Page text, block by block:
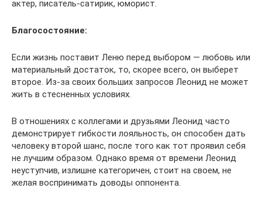
актер, писатель-сатирик, юморист.
Благосостояние:
Если жизнь поставит Леню перед выбором — любовь или
материальный достаток, то, скорее всего, он выберет
второе. Из-за своих больших запросов Леонид не может
жить в стесненных условиях.
В отношениях с коллегами и друзьями Леонид часто
демонстрирует гибкости лояльность, он способен дать
человеку второй шанс, после того как тот проявил себя
не лучшим образом. Однако время от времени Леонид
неуступчив, излишне категоричен, стоит на своем, не
желая воспринимать доводы оппонента.